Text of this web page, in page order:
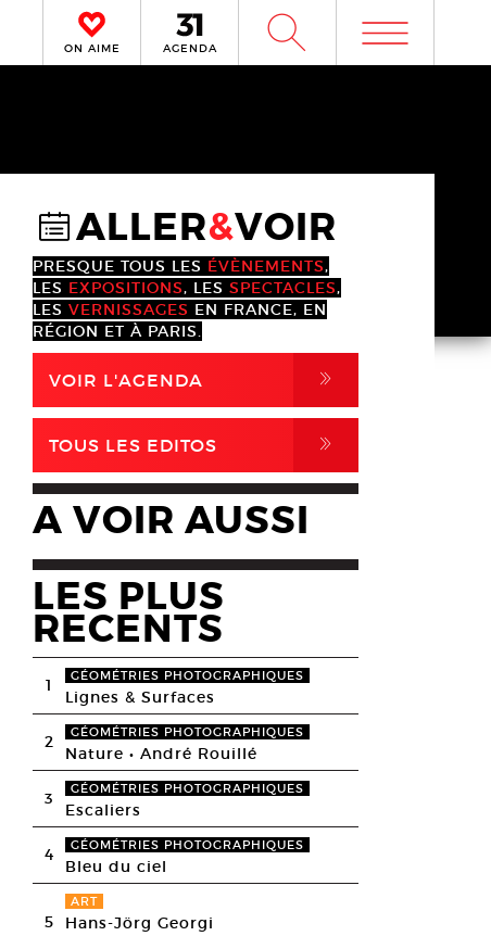
ON AIME AGENDA W m
@ALLER&VOIR
PRESQUE TOUS LES ÉVÈNEMENTS,
LES EXPOSITIONS, LES SPECTACLES,
LES VERNISSAGES EN FRANCE, EN
RÉGION ET À PARIS.
VOIR L'AGENDA ,
TOUS LES EDITOS ,
A VOIR AUSSI
LES PLUS
RECENTS
1 GÉOMÉTRIES PHOTOGRAPHIQUES
Lignes & Surfaces
2 GÉOMÉTRIES PHOTOGRAPHIQUES
Nature • André Rouillé
3 GÉOMÉTRIES PHOTOGRAPHIQUES
Escaliers
4 GÉOMÉTRIES PHOTOGRAPHIQUES
Bleu du ciel
5
ART
Hans-Jörg Georgi